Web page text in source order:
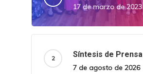
17 de marzo de 2023
Síntesis de Prensa
7 de agosto de 2026